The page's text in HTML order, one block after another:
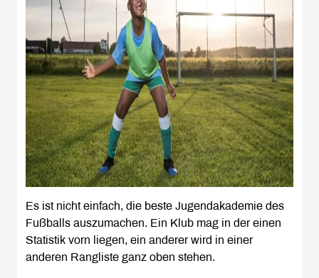
Es ist nicht einfach, die beste Jugendakademie des
Fußballs auszumachen. Ein Klub mag in der einen
Statistik vorn liegen, ein anderer wird in einer
anderen Rangliste ganz oben stehen.